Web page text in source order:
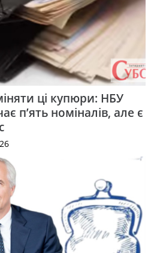
ці купюри: НБУ
п’ять номіналів, але є